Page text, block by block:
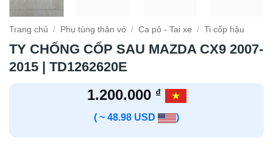
Trang chủ / Phụ tùng thân vỏ / Ca pô - Tai xe / Ti cốp hậu
TY CHỐNG CỐP SAU MAZDA CX9 2007-
2015 | TD1262620E
1.200.000 ₫
( ~ 48.98 USD )